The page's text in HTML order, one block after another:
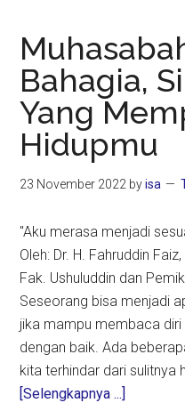
Bahagia,
Yang
Hidupmu
23 November 2022 byisa
"Aku merasa menjadi
Oleh: Dr. H. Fahruddin
Fak. Ushuluddin dan
Seseorang bisa menjadi
jika mampu membaca
dengan baik. Ada
kita terhindar dari sulitnya
[Selengkapnya ...]